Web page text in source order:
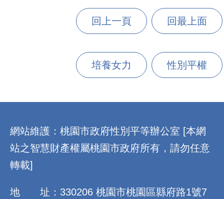
回上一頁 回最上面
培養女力 性別平權
網站維護：桃園市政府性別平等辦公室 [本網
站之智慧財產權屬桃園市政府所有，請勿任意
轉載]
地 址：330206 桃園市桃園區縣府路1號7